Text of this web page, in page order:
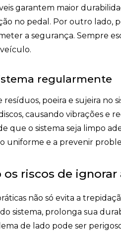
garantem maior
no pedal. Por outro lado,
a segurança. Sempre
regularmente
poeira e sujeira no
causando vibrações e
que o sistema seja limpo
uniforme e a prevenir
os riscos de
não só evita a
sistema, prolonga sua
de lado pode ser